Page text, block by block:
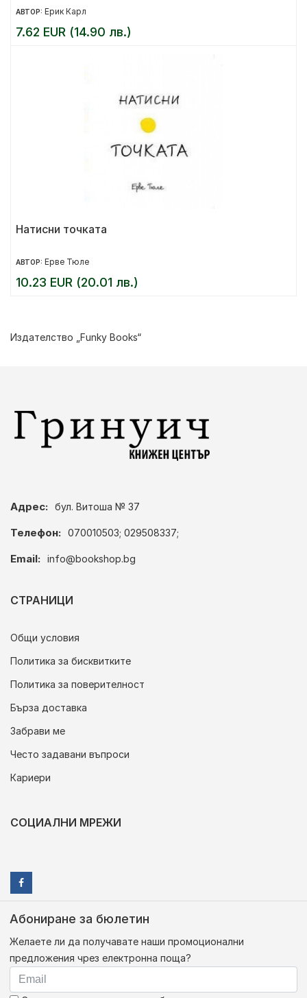
АВТОР: Ерик Карл
7.62 EUR (14.90 лв.)
Натисни точката
АВТОР: Ерве Тюле
10.23 EUR (20.01 лв.)
Издателство „Funky Books“
Адрес: бул. Витоша № 37
Телефон: 070010503; 029508337;
Email: info@bookshop.bg
СТРАНИЦИ
Общи условия
Политика за бисквитките
Политика за поверителност
Бърза доставка
Забрави ме
Често задавани въпроси
Кариери
СОЦИАЛНИ МРЕЖИ
Абониране за бюлетин
Желаете ли да получавате наши промоционални
предложения чрез електронна поща?